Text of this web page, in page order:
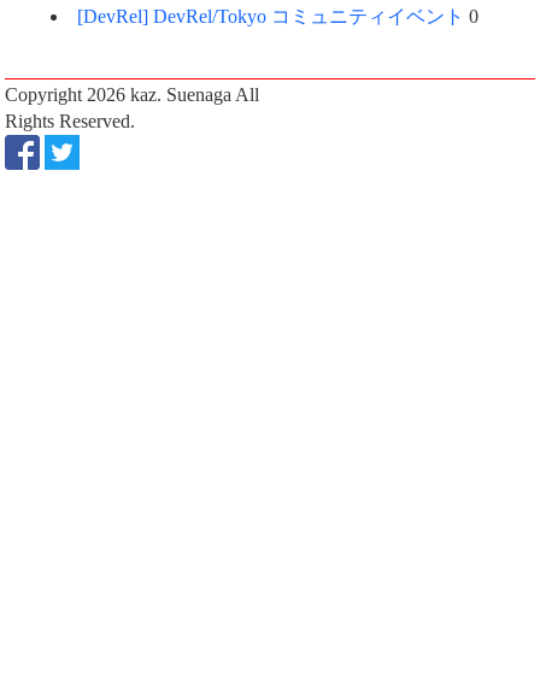
[DevRel] DevRel/Tokyo コミュニティイベント 0
Copyright 2026 kaz. Suenaga All
Rights Reserved.